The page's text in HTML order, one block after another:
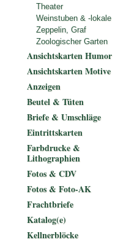
Theater
Weinstuben & -lokale
Zeppelin, Graf
Zoologischer Garten
Ansichtskarten Humor
Ansichtskarten Motive
Anzeigen
Beutel & Tüten
Briefe & Umschläge
Eintrittskarten
Farbdrucke &
Lithographien
Fotos & CDV
Fotos & Foto-AK
Frachtbriefe
Katalog(e)
Kellnerblöcke